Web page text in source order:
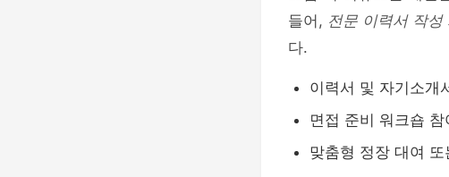
들어, 전문 이력서 작성
다.
이력서 및 자기소개
면접 준비 워크숍 참
맞춤형 정장 대여 또